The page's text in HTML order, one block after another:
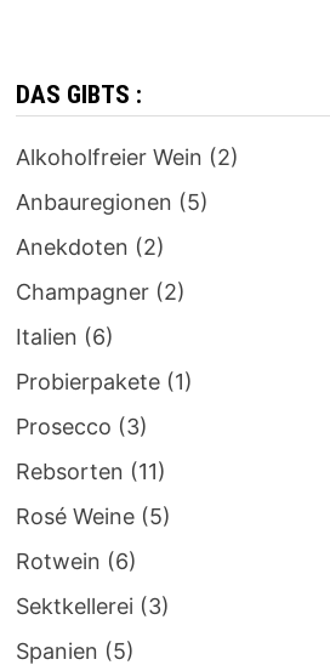
DAS GIBTS :
Alkoholfreier Wein (2)
Anbauregionen (5)
Anekdoten (2)
Champagner(2)
Italien (6)
Probierpakete(1)
Prosecco (3)
Rebsorten (11)
Rosé Weine(5)
Rotwein (6)
Sektkellerei (3)
Spanien (5)